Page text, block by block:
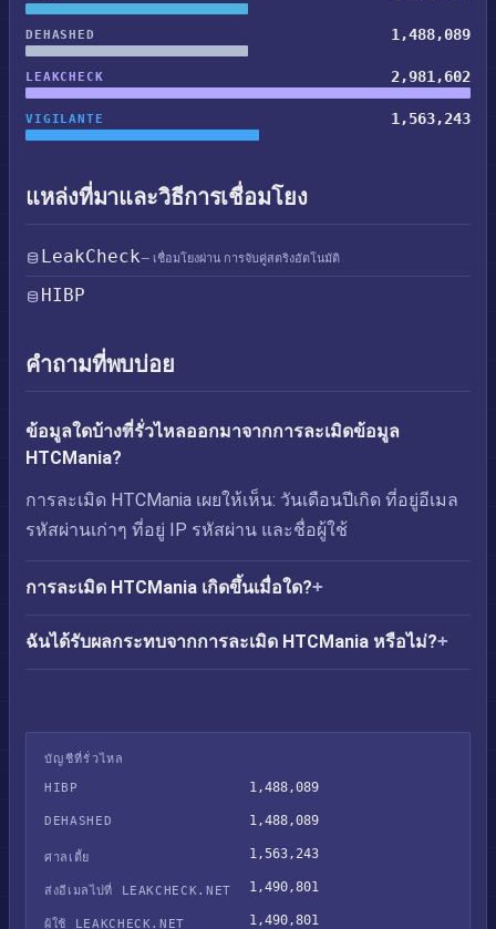
DEHASHED 1,488,089
LEAKCHECK 2,981,602
VIGILANTE 1,563,243
แหล่งที่มาและวิธีการเชื่อมโยง
LeakCheck— เชื่อมโยงผ่าน การจับคู่สตริงอัตโนมัติ
HIBP
คำถามที่พบบ่อย
ข้อมูลใดบ้างที่รั่วไหลออกมาจากการละเมิดข้อมูล
HTCMania?
การละเมิด HTCMania เผยให้เห็น: วันเดือนปีเกิด ที่อยู่อีเมล
รหัสผ่านเก่าๆ ที่อยู่ IP รหัสผ่าน และชื่อผู้ใช้
การละเมิด HTCMania เกิดขึ้นเมื่อใด?
ฉันได้รับผลกระทบจากการละเมิด HTCMania หรือไม่?
บัญชีที่รั่วไหล
HIBP
1,488,089
DEHASHED 1,488,089
ศาลเตี้ย 1,563,243
ส่งอีเมลไปที่ LEAKCHECK.NET 1,490,801
ผู้ใช้ LEAKCHECK.NET 1,490,801